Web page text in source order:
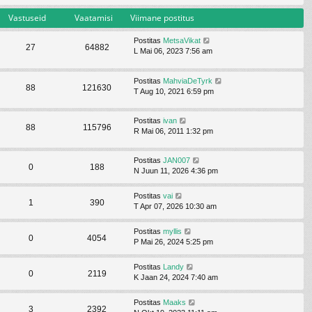
Vastuseid Vaatamisi Viimane postitus
27 64882
Postitas MetsaVikat
L Mai 06, 2023 7:56 am
88 121630
Postitas MahviaDeTyrk
T Aug 10, 2021 6:59 pm
88 115796
Postitas ivan
R Mai 06, 2011 1:32 pm
0 188
Postitas JAN007
N Juun 11, 2026 4:36 pm
1 390
Postitas vai
T Apr 07, 2026 10:30 am
0 4054
Postitas myllis
P Mai 26, 2024 5:25 pm
0 2119
Postitas Landy
K Jaan 24, 2024 7:40 am
3 2392
Postitas Maaks